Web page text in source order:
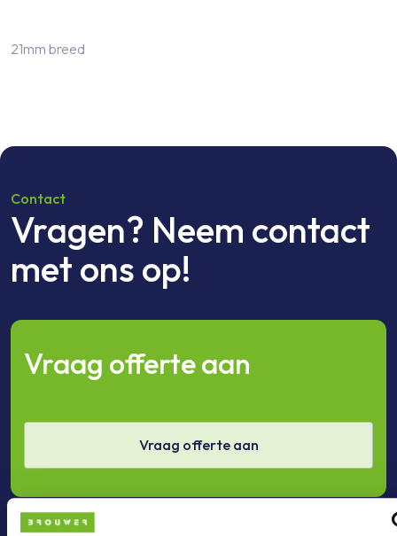
21mm breed
aantal
Contact
Vragen? Neem contact
met ons op!
Vraag offerte aan
Vraag offerte aan